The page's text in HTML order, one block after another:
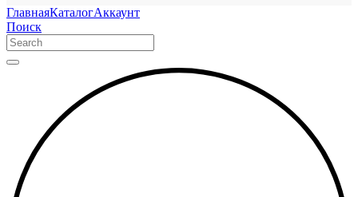
ГлавнаяКаталогАккаунт
Поиск